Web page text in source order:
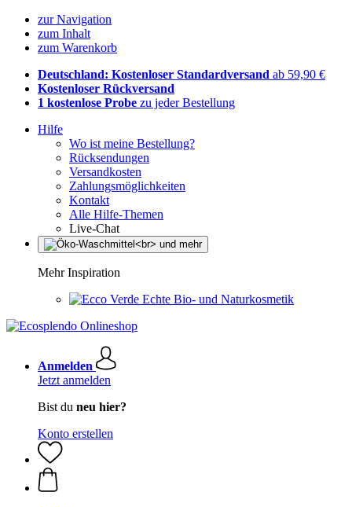
zur Navigation
zum Inhalt
zum Warenkorb
Deutschland: Kostenloser Standardversand ab 59,90 €
Kostenloser Rückversand
1 kostenlose Probe zu jeder Bestellung
Hilfe
Wo ist meine Bestellung?
Rücksendungen
Versandkosten
Zahlungsmöglichkeiten
Kontakt
Alle Hilfe-Themen
Live-Chat
Mehr Inspiration
Echte Bio- und Naturkosmetik
Anmelden
Jetzt anmelden
Bist du neu hier?
Konto erstellen